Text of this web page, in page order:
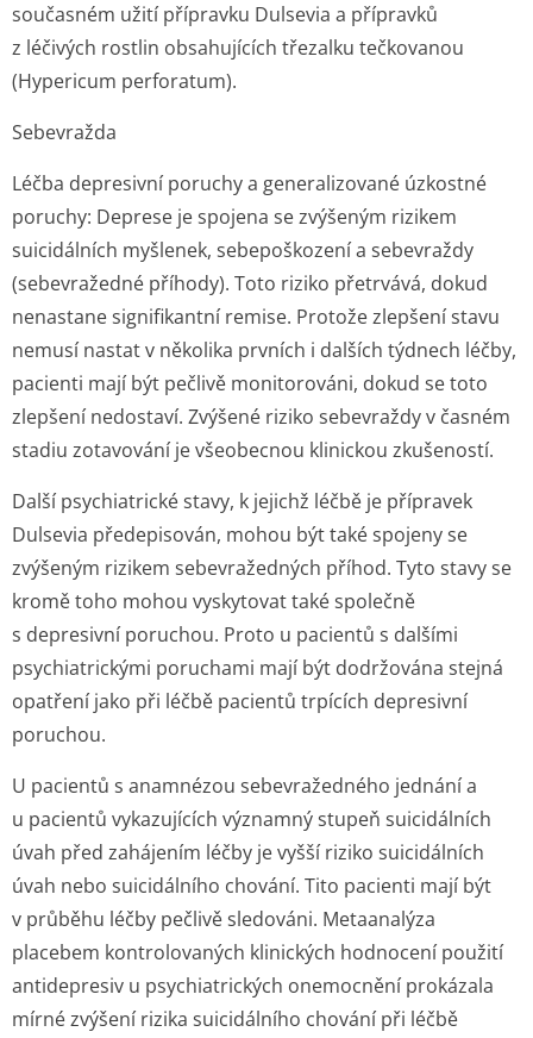
současném užití přípravku Dulsevia a přípravků
z léčivých rostlin obsahujících třezalku tečkovanou
(Hypericum perforatum).
Sebevražda
Léčba depresivní poruchy a generalizované úzkostné
poruchy: Deprese je spojena se zvýšeným rizikem
suicidálních myšlenek, sebepoškození a sebevraždy
(sebevražedné příhody). Toto riziko přetrvává, dokud
nenastane signifikantní remise. Protože zlepšení stavu
nemusí nastat v několika prvních i dalších týdnech léčby,
pacienti mají být pečlivě monitorováni, dokud se toto
zlepšení nedostaví. Zvýšené riziko sebevraždy v časném
stadiu zotavování je všeobecnou klinickou zkušeností.
Další psychiatrické stavy, k jejichž léčbě je přípravek
Dulsevia předepisován, mohou být také spojeny se
zvýšeným rizikem sebevražedných příhod. Tyto stavy se
kromě toho mohou vyskytovat také společně
s depresivní poruchou. Proto u pacientů s dalšími
psychiatrickými poruchami mají být dodržována stejná
opatření jako při léčbě pacientů trpících depresivní
poruchou.
U pacientů s anamnézou sebevražedného jednání a
u pacientů vykazujících významný stupeň suicidálních
úvah před zahájením léčby je vyšší riziko suicidálních
úvah nebo suicidálního chování. Tito pacienti mají být
v průběhu léčby pečlivě sledováni. Metaanalýza
placebem kontrolovaných klinických hodnocení použití
antidepresiv u psychiatrických onemocnění prokázala
mírné zvýšení rizika suicidálního chování při léčbě